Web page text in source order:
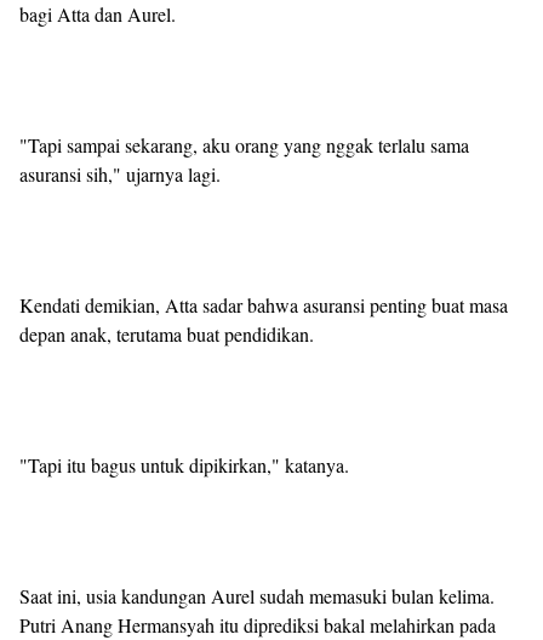
bagi Atta dan Aurel.
"Tapi sampai sekarang, aku orang yang nggak terlalu sama
asuransi sih," ujarnya lagi.
Kendati demikian, Atta sadar bahwa asuransi penting buat masa
depan anak, terutama buat pendidikan.
"Tapi itu bagus untuk dipikirkan," katanya.
Saat ini, usia kandungan Aurel sudah memasuki bulan kelima.
Putri Anang Hermansyah itu diprediksi bakal melahirkan pada